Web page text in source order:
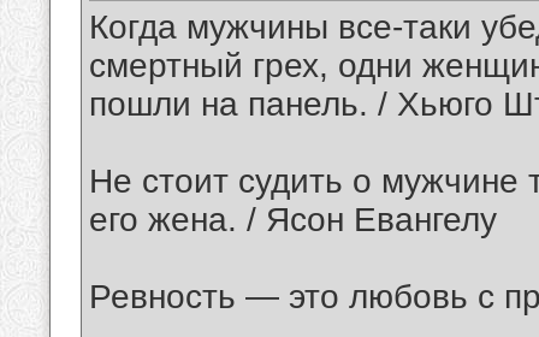
Когда мужчины все-таки
смертный грех, одни
пошли на панель. / Хьюго
Не стоит судить о мужчине
его жена. / Ясон Евангелу
Ревность — это любовь с